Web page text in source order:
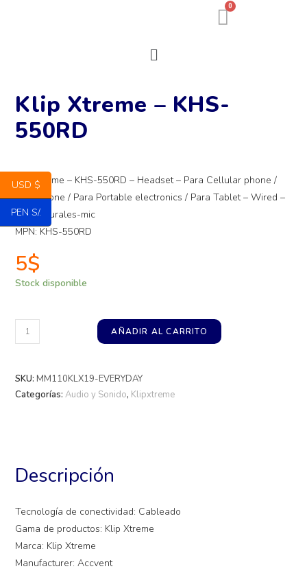
0
Klip Xtreme – KHS-
550RD
Klip Xtreme – KHS-550RD – Headset – Para Cellular phone /
Para Phone / Para Portable electronics / Para Tablet – Wired –
supra-aurales-mic
MPN: KHS-550RD
5$
Stock disponible
AÑADIR AL CARRITO
SKU: MM110KLX19-EVERYDAY
Categorías:Audio y Sonido, Klipxtreme
Descripción
Tecnología de conectividad: Cableado
Gama de productos: Klip Xtreme
Marca: Klip Xtreme
Manufacturer: Accvent
USD $
PEN S/.